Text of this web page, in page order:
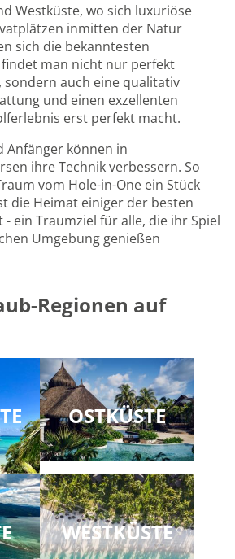
Westküste, wo sich luxuriöse
inmitten der Natur
sich die bekanntesten
man nicht nur perfekt
sondern auch eine qualitativ
und einen exzellenten
erst perfekt macht.
Anfänger können in
ihre Technik verbessern. So
vom Hole-in-One ein Stück
die Heimat einiger der besten
- ein Traumziel für alle, die ihr Spiel
Umgebung genießen
Regionen auf
OSTKÜSTE
WESTKÜSTE